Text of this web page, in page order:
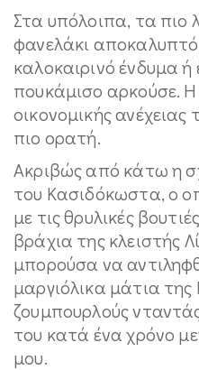
Στα υπόλοιπα, τα πιο
φανελάκι
καλοκαιρινό ένδυμα
πουκάμισο αρκούσε. Η
οικονομικής ανέχειας
πιο ορατή.
Ακριβώς από κάτω η
του Κασιδόκωστα, ο
με τις θρυλικές
βράχια της κλειστής
μπορούσα να
μαργιόλικα μάτια
ζουμπουρλούς
του κατά ένα χρόνο
μου.